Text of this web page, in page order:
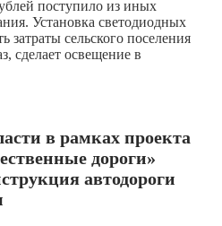
поступило из иных
Установка светодиодных
затраты сельского поселения
сделает освещение в
в рамках проекта
дороги»
автодороги